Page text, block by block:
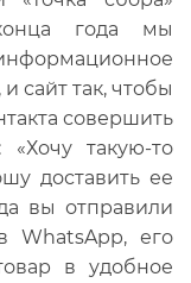
года мы
сайт так, чтобы
совершить
такую-то
доставить ее
вы отправили
WhatsApp, его
в удобное